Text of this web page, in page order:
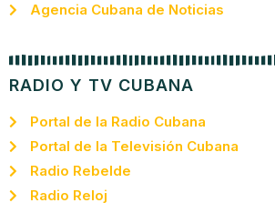
Agencia Cubana de Noticias
RADIO Y TV CUBANA
Portal de la Radio Cubana
Portal de la Televisión Cubana
Radio Rebelde
Radio Reloj